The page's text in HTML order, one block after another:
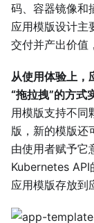
码、容器镜像和
应用模版设计主
交付并产出价值
从使用体验上，
“拖拉拽”的方式
用模版支持不同
版，新的模版还
由使用者赋予它
Kubernetes API
应用模版存放到